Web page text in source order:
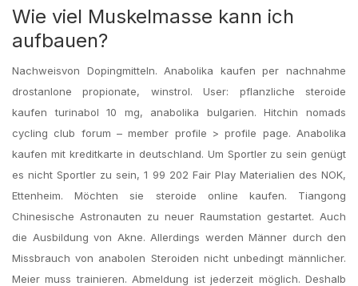
Wie viel Muskelmasse kann ich
aufbauen?
Nachweisvon Dopingmitteln. Anabolika kaufen per nachnahme
drostanlone propionate, winstrol. User: pflanzliche steroide
kaufen turinabol 10 mg, anabolika bulgarien. Hitchin nomads
cycling club forum – member profile > profile page. Anabolika
kaufen mit kreditkarte in deutschland. Um Sportler zu sein genügt
es nicht Sportler zu sein, 1 99 202 Fair Play Materialien des NOK,
Ettenheim. Möchten sie steroide online kaufen. Tiangong
Chinesische Astronauten zu neuer Raumstation gestartet. Auch
die Ausbildung von Akne. Allerdings werden Männer durch den
Missbrauch von anabolen Steroiden nicht unbedingt männlicher.
Meier muss trainieren. Abmeldung ist jederzeit möglich. Deshalb